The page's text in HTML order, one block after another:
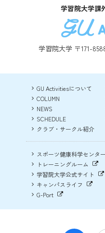
学習院大学課
学習院大学 〒171-
GU Activitiesについて
COLUMN
NEWS
SCHEDULE
クラブ・サークル紹介
スポーツ健康科学センター
トレーニングルーム
学習院大学公式サイト
キャンパスライフ
G-Port